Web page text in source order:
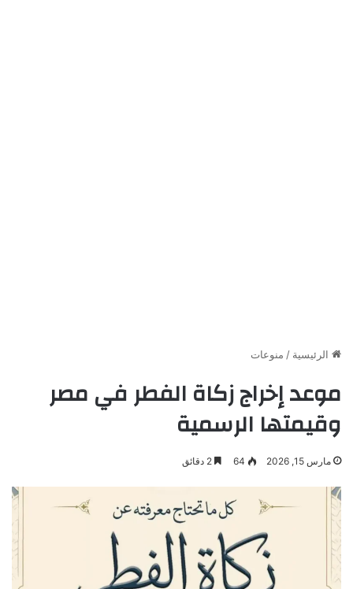
الرئيسية / منوعات
موعد إخراج زكاة الفطر في مصر
وقيمتها الرسمية
مارس 15, 2026 64